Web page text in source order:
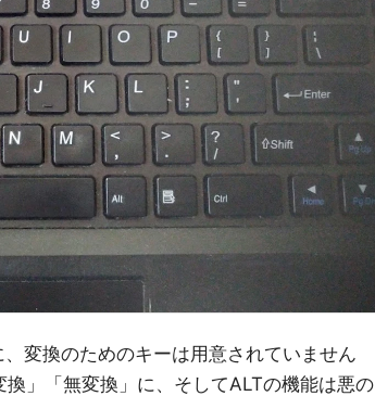
変換のためのキーは用意されていません
」「無変換」に、そしてALTの機能は悪の